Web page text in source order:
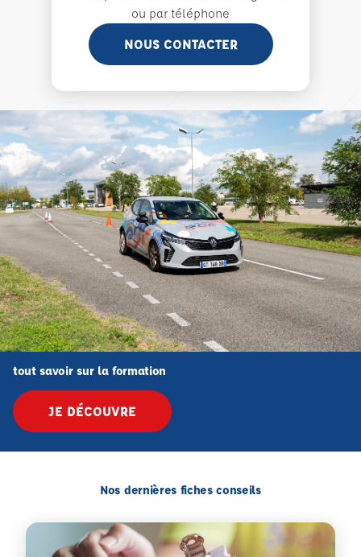
ou par téléphone
NOUS CONTACTER
tout savoir sur la formation
JE DÉCOUVRE
Nos dernières fiches conseils